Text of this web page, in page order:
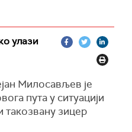
улази
Милосављев је
пута у ситуацији
такозвану зицер